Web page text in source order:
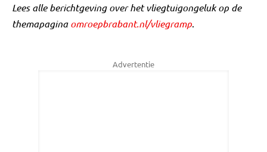
Lees alle berichtgeving over het vliegtuigongeluk op de
themapaginaomroepbrabant.nl/vliegramp.
Advertentie